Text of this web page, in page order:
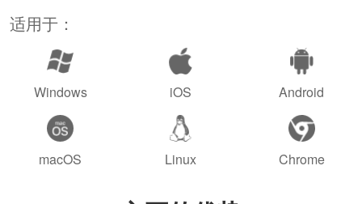
适用于：
Windows iOS Android
macOS Linux Chrome